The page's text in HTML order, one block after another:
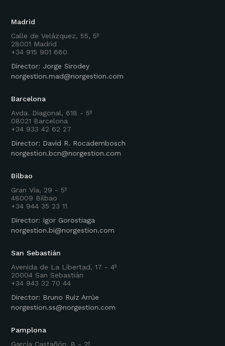
Madrid
Calle de Velázquez, 55, 5º
28001 Madrid
+34 915 901 660
Director: Jorge Sirodey
norgestion.mad@norgestion.com
Barcelona
Avda. Diagonal, 618 - 5º
08021 Barcelona
+34 933 42 62 27
Director: David R. Rocadembosch
norgestion.bcn@norgestion.com
Bilbao
Gran Vía, 29 - 5º
48009 Bilbao
+34 944 35 23 11
Director: Igor Gorostiaga
norgestion.bi@norgestion.com
San Sebastián
Avenida de La Libertad, 17 - 4º
20004 San Sebastián
+34 943 32 70 44
Director: Bruno Ruiz Arrúe
norgestion.ss@norgestion.com
Pamplona
García Castañón, 8 - 2º